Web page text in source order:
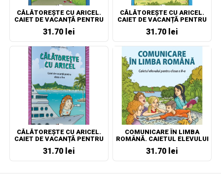
CĂLĂTOREȘTE CU ARICEL.
CAIET DE VACANȚĂ PENTRU
31.70 lei
CĂLĂTOREȘTE CU ARICEL.
CAIET DE VACANȚĂ PENTRU
31.70 lei
CĂLĂTOREȘTE CU ARICEL.
CAIET DE VACANȚĂ PENTRU
31.70 lei
COMUNICARE ÎN LIMBA
ROMÂNĂ. CAIETUL ELEVULUI
31.70 lei